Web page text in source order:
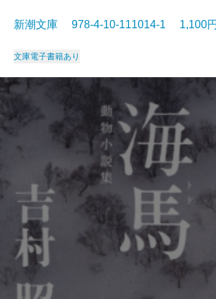
新潮文庫 978-4-10-111014-1 1,100
文庫電子書籍あり